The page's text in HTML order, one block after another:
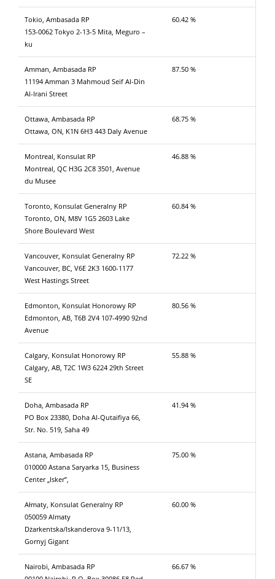
Tokio, Ambasada RP
153-0062 Tokyo 2-13-5 Mita, Meguro –
ku
60.42 %
Amman, Ambasada RP
11194 Amman 3 Mahmoud Seif Al-Din
Al-Irani Street
87.50 %
Ottawa, Ambasada RP
Ottawa, ON, K1N 6H3 443 Daly Avenue
68.75 %
Montreal, Konsulat RP
Montreal, QC H3G 2C8 3501, Avenue
du Musee
46.88 %
Toronto, Konsulat Generalny RP
Toronto, ON, M8V 1G5 2603 Lake
Shore Boulevard West
60.84 %
Vancouver, Konsulat Generalny RP
Vancouver, BC, V6E 2K3 1600-1177
West Hastings Street
72.22 %
Edmonton, Konsulat Honorowy RP
Edmonton, AB, T6B 2V4 107-4990 92nd
Avenue
80.56 %
Calgary, Konsulat Honorowy RP
Calgary, AB, T2C 1W3 6224 29th Street
SE
55.88 %
Doha, Ambasada RP
PO Box 23380, Doha Al-Qutaifiya 66,
Str. No. 519, Saha 49
41.94 %
Astana, Ambasada RP
010000 Astana Saryarka 15, Business
Center „Isker”,
75.00 %
Ałmaty, Konsulat Generalny RP
050059 Almaty
Dżarkentska/Iskanderova 9-11/13,
Gornyj Gigant
60.00 %
Nairobi, Ambasada RP
66.67 %